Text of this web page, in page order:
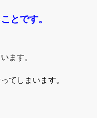
とです。
ます。
てしまいます。